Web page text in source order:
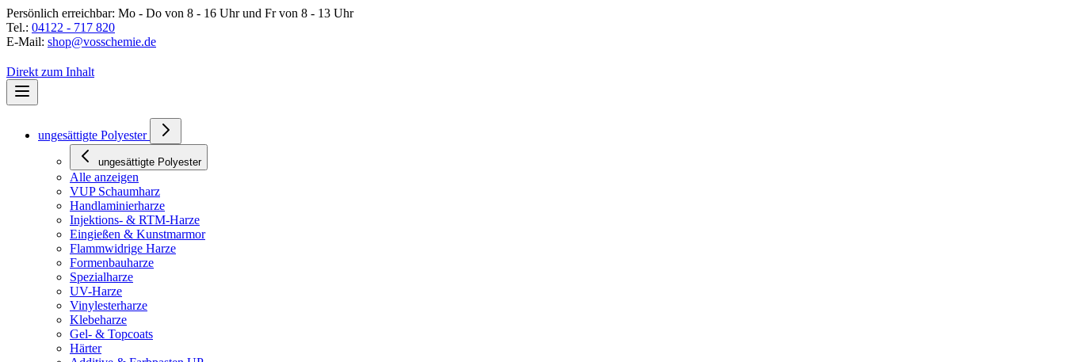
Persönlich erreichbar: Mo - Do von 8 - 16 Uhr und Fr von 8 - 13 Uhr
Tel.: 04122 - 717 820
E-Mail: shop@vosschemie.de
Direkt zum Inhalt
ungesättigte Polyester
ungesättigte Polyester
Alle anzeigen
VUP Schaumharz
Handlaminierharze
Injektions- & RTM-Harze
Eingießen & Kunstmarmor
Flammwidrige Harze
Formenbauharze
Spezialharze
UV-Harze
Vinylesterharze
Klebeharze
Gel- & Topcoats
Härter